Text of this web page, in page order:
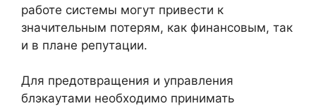
работе системы могут привести к
значительным потерям, как финансовым, так
и в плане репутации.
Для предотвращения и управления
блэкаутами необходимо принимать